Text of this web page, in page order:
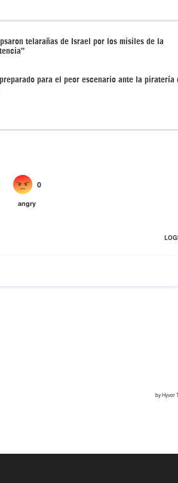
telarañas de Israel por los misiles de la
preparado para el peor escenario ante la piratería